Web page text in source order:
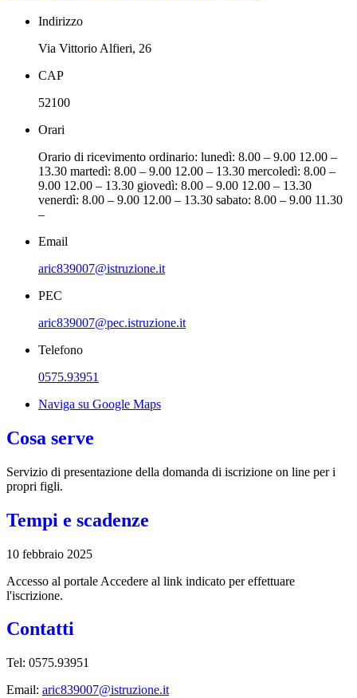
Indirizzo
Via Vittorio Alfieri, 26
CAP
52100
Orari
Orario di ricevimento ordinario: lunedì: 8.00 – 9.00 12.00 –
13.30 martedì: 8.00 – 9.00 12.00 – 13.30 mercoledì: 8.00 –
9.00 12.00 – 13.30 giovedì: 8.00 – 9.00 12.00 – 13.30
venerdì: 8.00 – 9.00 12.00 – 13.30 sabato: 8.00 – 9.00 11.30
–
Email
aric839007@istruzione.it
PEC
aric839007@pec.istruzione.it
Telefono
0575.93951
Naviga su Google Maps
Cosa serve
Servizio di presentazione della domanda di iscrizione on line per i
propri figli.
Tempi e scadenze
10 febbraio 2025
Accesso al portale Accedere al link indicato per effettuare
l'iscrizione.
Contatti
Tel: 0575.93951
Email: aric839007@istruzione.it